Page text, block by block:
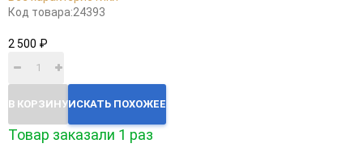
Код товара:24393
2 500 ₽
В КОРЗИНУИСКАТЬ ПОХОЖЕЕ
Товар заказали 1 раз